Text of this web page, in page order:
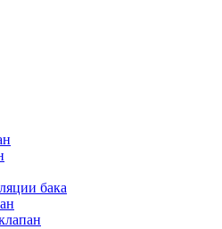
бака